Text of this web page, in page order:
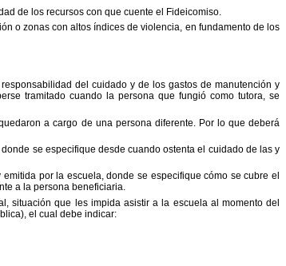
de los recursos con que cuente el Fideicomiso.
o zonas con altos índices de violencia, en fundamento de los
del cuidado y de los gastos de manutención y
tramitado cuando la persona que fungió como tutora, se
a cargo de una persona diferente.
Por lo que deberá
se especifique desde cuando ostenta el cuidado de las y
por la escuela, donde se especifique cómo se cubre el
a la persona beneficiaria.
situación que les impida asistir a la escuela al momento del
el cual debe indicar: